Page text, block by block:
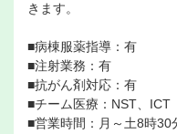
きます。
■病棟服薬指導：有
■注射業務：有
■抗がん剤対応：有
■チーム医療：NST、ICT
■営業時間：月～土8時30